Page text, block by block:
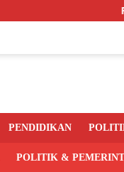
PENDIDIKAN
POLITIK &